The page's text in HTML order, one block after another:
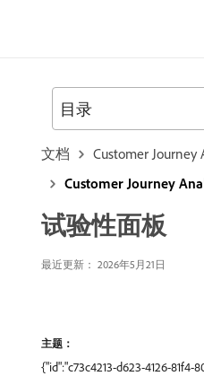
文档
Customer Journey
Customer Journey
试验性面板
最近更新： 2026年5月21日
主题：
{"id":"c73c4213-d623-4126-81f4-
目录